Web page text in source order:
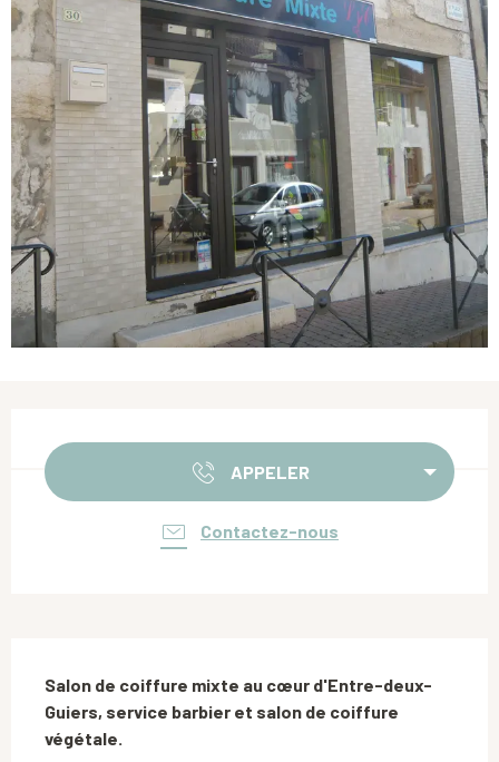
APPELER
Contactez-nous
Salon de coiffure mixte au cœur d'Entre-deux-
Guiers, service barbier et salon de coiffure
végétale.